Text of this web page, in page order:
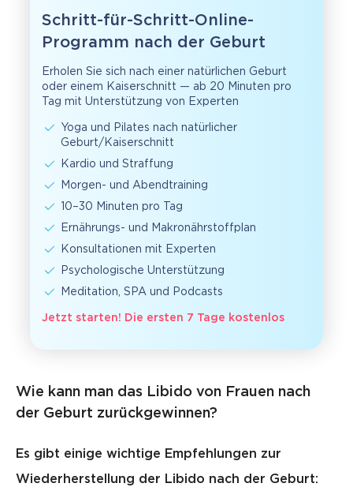
Schritt-für-Schritt-Online-
Programm nach der Geburt
Erholen Sie sich nach einer natürlichen Geburt
oder einem Kaiserschnitt — ab 20 Minuten pro
Tag mit Unterstützung von Experten
Yoga und Pilates nach natürlicher
Geburt/Kaiserschnitt
Kardio und Straffung
Morgen- und Abendtraining
10–30 Minuten pro Tag
Ernährungs- und Makronährstoffplan
Konsultationen mit Experten
Psychologische Unterstützung
Meditation, SPA und Podcasts
Jetzt starten! Die ersten 7 Tage kostenlos
Wie kann man das Libido von Frauen nach
der Geburt zurückgewinnen?
Es gibt einige wichtige Empfehlungen zur
Wiederherstellung der Libido nach der Geburt: